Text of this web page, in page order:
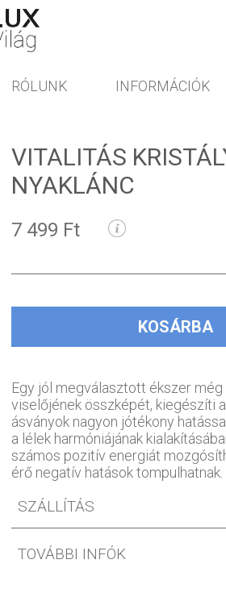
RÓLUNK INFORMÁCIÓK
VITALITÁS
NYAKLÁNC
7 499 Ft
KOSÁRBA
Egy jól megválasztott ékszer
viselőjének összképét, kiegészíti
ásványok nagyon jótékony
a lélek harmóniájának
számos pozitív energiát
érő negatív hatások tompulhatnak.
SZÁLLÍTÁS
TOVÁBBI INFÓK